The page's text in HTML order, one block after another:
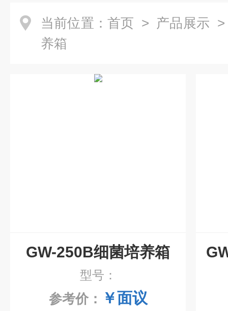
当前位置： 首页 > 产品展示
养箱
GW-250B细菌培养箱
型号：
参考价： ￥面议